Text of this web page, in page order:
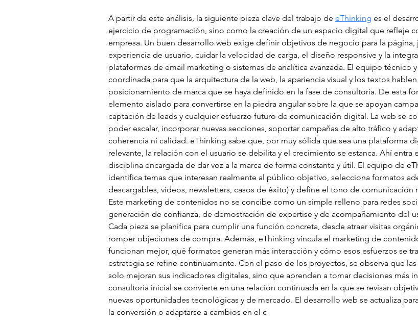
A partir de este análisis, la siguiente pieza clave del trabajo de eThinking es el
ejercicio de programación, sino como la creación de un espacio digital que refleje
empresa. Un buen desarrollo web exige definir objetivos de negocio para la página,
experiencia de usuario, cuidar la velocidad de carga, el diseño responsive y la
plataformas de email marketing o sistemas de analítica avanzada. El equipo técnico
coordinada para que la arquitectura de la web, la apariencia visual y los textos
posicionamiento de marca que se haya definido en la fase de consultoría. De esta
elemento aislado para convertirse en la piedra angular sobre la que se apoyan
captación de leads y cualquier esfuerzo futuro de comunicación digital. La web se
poder escalar, incorporar nuevas secciones, soportar campañas de alto tráfico y
coherencia ni calidad. eThinking sabe que, por muy sólida que sea una plataforma
relevante, la relación con el usuario se debilita y el crecimiento se estanca. Ahí
disciplina encargada de dar voz a la marca de forma constante y útil. El equipo de
identifica temas que interesan realmente al público objetivo, selecciona formatos
descargables, vídeos, newsletters, casos de éxito) y define el tono de
Este marketing de contenidos no se concibe como un simple relleno para redes
generación de confianza, de demostración de expertise y de acompañamiento del
Cada pieza se planifica para cumplir una función concreta, desde atraer visitas
romper objeciones de compra. Además, eThinking vincula el marketing de
funcionan mejor, qué formatos generan más interacción y cómo esos esfuerzos se
estrategia se refine continuamente. Con el paso de los proyectos, se observa que
solo mejoran sus indicadores digitales, sino que aprenden a tomar decisiones más
consultoría inicial se convierte en una relación continuada en la que se revisan
nuevas oportunidades tecnológicas y de mercado. El desarrollo web se actualiza
la conversión o adaptarse a cambios en el c